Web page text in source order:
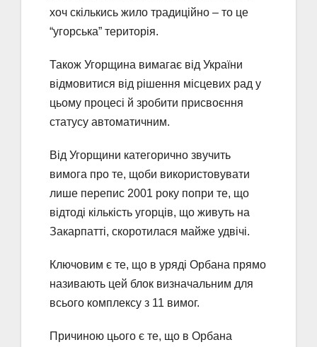
хоч скількись жило традиційно – то це
“угорська” територія.
Також Угорщина вимагає від України
відмовитися від рішення місцевих рад у
цьому процесі й зробити присвоєння
статусу автоматичним.
Від Угорщини категорично звучить
вимога про те, щоби використовувати
лише перепис 2001 року попри те, що
відтоді кількість угорців, що живуть на
Закарпатті, скоротилася майже удвічі.
Ключовим є те, що в уряді Орбана прямо
називають цей блок визначальним для
всього комплексу з 11 вимог.
Причиною цього є те, що в Орбана